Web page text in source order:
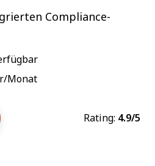
Compliance-
Monat
Rating: 4.9/5